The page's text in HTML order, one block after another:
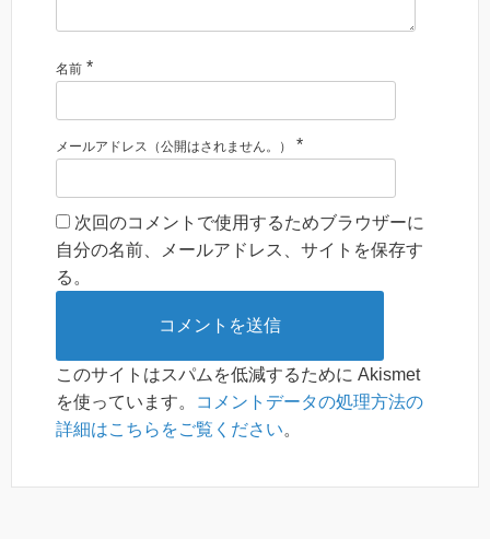
名前 *
メールアドレス（公開はされません。） *
次回のコメントで使用するためブラウザーに
自分の名前、メールアドレス、サイトを保存す
る。
このサイトはスパムを低減するために Akismet
を使っています。
コメントデータの処理方法の
詳細はこちらをご覧ください。